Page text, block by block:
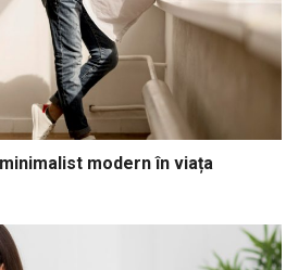
modern în viața